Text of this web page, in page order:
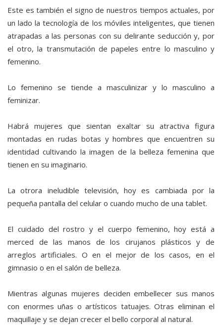
Este es también el signo de nuestros tiempos actuales, por
un lado la tecnología de los móviles inteligentes, que tienen
atrapadas a las personas con su delirante seducción y, por
el otro, la transmutación de papeles entre lo masculino y
femenino.
Lo femenino se tiende a masculinizar y lo masculino a
feminizar.
Habrá mujeres que sientan exaltar su atractiva figura
montadas en rudas botas y hombres que encuentren su
identidad cultivando la imagen de la belleza femenina que
tienen en su imaginario.
La otrora ineludible televisión, hoy es cambiada por la
pequeña pantalla del celular o cuando mucho de una tablet.
El cuidado del rostro y el cuerpo femenino, hoy está a
merced de las manos de los cirujanos plásticos y de
arreglos artificiales. O en el mejor de los casos, en el
gimnasio o en el salón de belleza.
Mientras algunas mujeres deciden embellecer sus manos
con enormes uñas o artísticos tatuajes. Otras eliminan el
maquillaje y se dejan crecer el bello corporal al natural.